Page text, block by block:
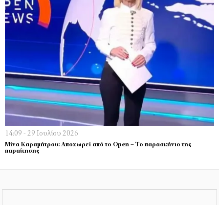
14:09 - 29 Ιουλίου 2026
Μίνα Καραμήτρου: Αποχωρεί από το Open – Το παρασκήνιο της
παραίτησης